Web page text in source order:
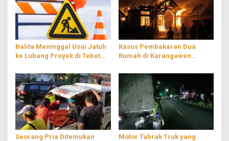
Balita Meninggal Usai Jatuh
ke Lubang Proyek di Tebet
Terjebak
Kasus Pembakaran Dua
Rumah di Karangawen
Pribadi
Seorang Pria Ditemukan
Motor Tabrak Truk yang